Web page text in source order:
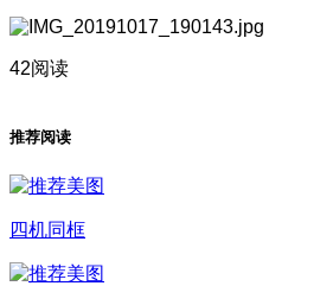
42阅读
推荐阅读
四机同框